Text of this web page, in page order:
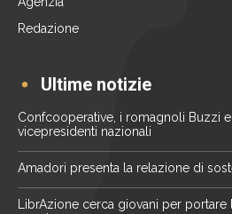
Redazione
Ultime notizie
Confcooperative, i romagnoli Buzzi
vicepresidenti nazionali
Amadori presenta la relazione di
LibrAzione cerca giovani per